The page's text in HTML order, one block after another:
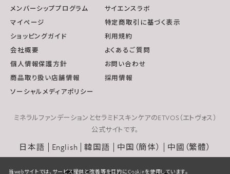
メンバーシッププログラム
サイエンスラボ
マイページ
特定商取引に基づく表示
ショッピングガイド
利用規約
会社概要
よくあるご質問
個人情報保護方針
お問い合わせ
商品取り扱い店舗情報
採用情報
ソーシャルメディアポリシー
ミネラルファンデーションとセラミドスキンケアのETVOS（エトヴォス）
公式サイトです。
日本語 English 韓国語 中国（簡体） 中國（繁體）
当webサイトでは、サービス提供と改善等を目的にCookieを使用しています。